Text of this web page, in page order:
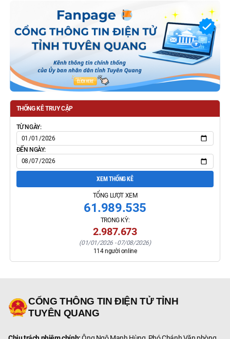
THỐNG KÊ TRUY CẬP
TỪ NGÀY:
ĐẾN NGÀY:
XEM THỐNG KÊ
TỔNG LƯỢT XEM
61.989.535
TRONG KỲ:
2.987.673
(01/01/2026 -07/08/2026)
114người online
CỔNG THÔNG TIN ĐIỆN TỬ TỈNH
TUYÊN QUANG